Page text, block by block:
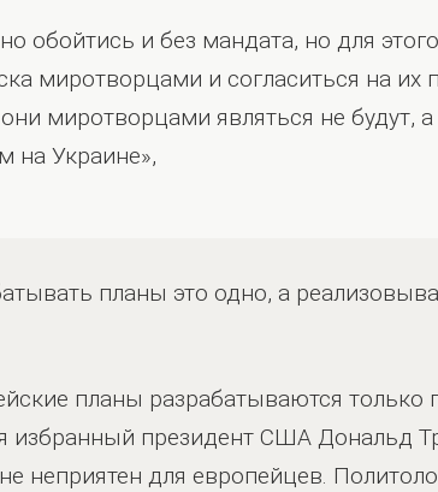
обойтись и без мандата, но для
миротворцами и согласиться на их
миротворцами являться не будут,
на Украине»,
планы это одно, а
планы разрабатываются только
избранный президент США Дональд
для европейцев.